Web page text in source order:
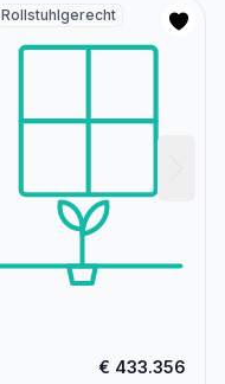
Rollstuhlgerecht
€ 433.356